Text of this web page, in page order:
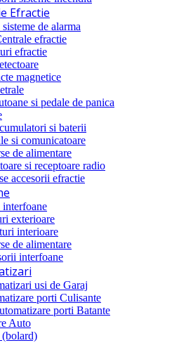
Efractie
de alarma
efractie
efractie
magnetice
si pedale de panica
si baterii
si comunicatoare
de alimentare
si receptoare radio
accesorii efractie
exterioare
interioare
de alimentare
interfoane
usi de Garaj
porti Culisante
porti Batante
Auto
(bolard)